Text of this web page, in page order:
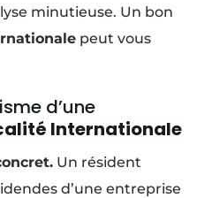
minutieuse. Un bon
peut vous
d’une
Internationale
Un résident
d’une entreprise